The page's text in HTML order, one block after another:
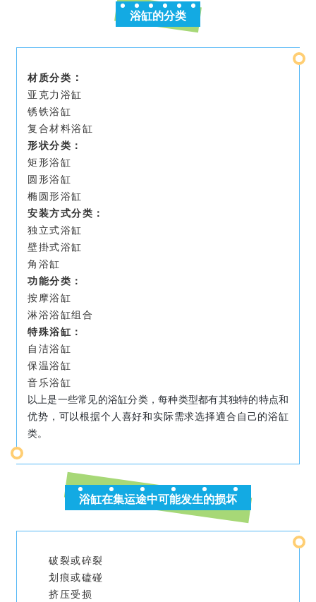
浴缸的分类
材质分类 ：
亚克力浴缸
锈铁浴缸
复合材料浴缸
形状分类：
矩形浴缸
圆形浴缸
椭圆形浴缸
安装方式分类：
独立式浴缸
壁掛式浴缸
角浴缸
功能分类：
按摩浴缸
淋浴浴缸组合
特殊浴缸：
自洁浴缸
保温浴缸
音乐浴缸
以上是一些常见的浴缸分类，每种类型都有其独特的特点和
优势，可以根据个人喜好和实际需求选择適合自己的浴缸
类。
浴缸在集运途中可能发生的损坏
破裂或碎裂
划痕或磕碰
挤压受损